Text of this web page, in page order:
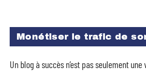
Monétiser le trafic de
Un blog à succès n’est pas seulement